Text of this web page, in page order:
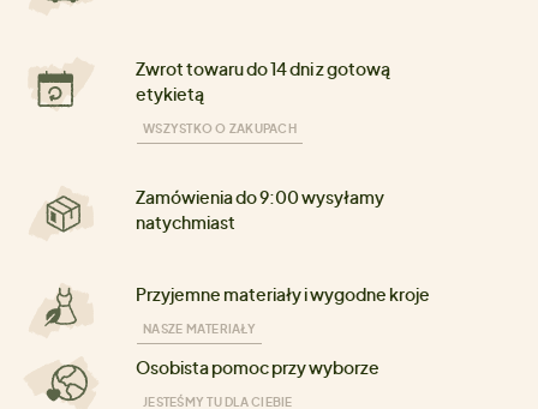
Zwrot towaru do 14 dni z gotową
etykietą
WSZYSTKO O ZAKUPACH
Zamówienia do 9:00 wysyłamy
natychmiast
Przyjemne materiały i wygodne kroje
NASZE MATERIAŁY
Osobista pomoc przy wyborze
JESTEŚMY TU DLA CIEBIE